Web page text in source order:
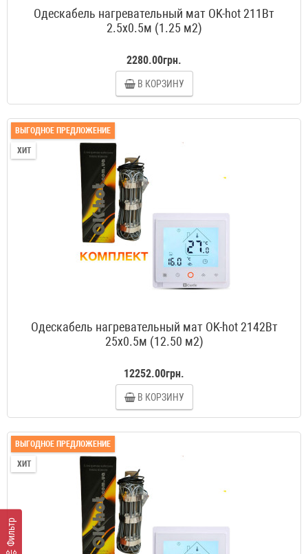
Фильтр
Одескабель нагревательный мат OK-hot 211Вт
2.5x0.5м (1.25 м2)
2280.00грн.
В КОРЗИНУ
ВЫГОДНОЕ ПРЕДЛОЖЕНИЕ
ХИТ
Одескабель нагревательный мат OK-hot 2142Вт
25x0.5м (12.50 м2)
12252.00грн.
В КОРЗИНУ
ВЫГОДНОЕ ПРЕДЛОЖЕНИЕ
ХИТ